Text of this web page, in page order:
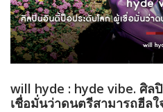
will hyde : hyde vibe. ศิล
เชื่อมั่นว่าดนตรีสามารถฮีล